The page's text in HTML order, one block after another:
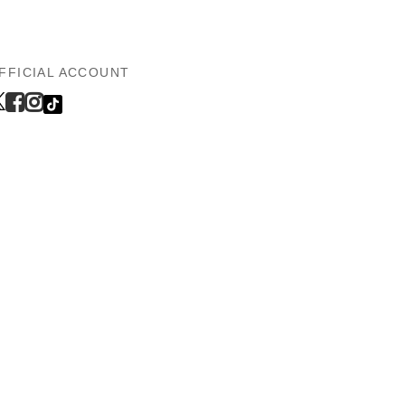
ACCOUNT